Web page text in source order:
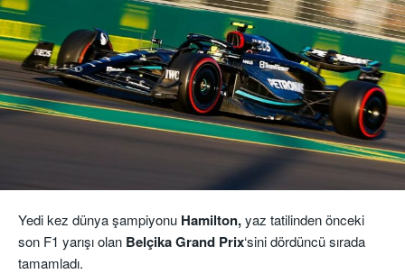
Yedi kez dünya şampiyonu Hamilton,yaz tatilinden önceki
son F1 yarışı olan BelçikaGrand Prix‘sini dördüncü sırada
tamamladı.